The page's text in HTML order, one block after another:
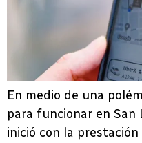
En medio de una
para funcionar en San
inició con la